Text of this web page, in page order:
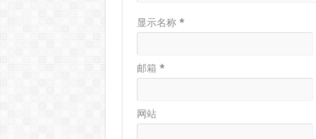
显示名称 *
邮箱 *
网站